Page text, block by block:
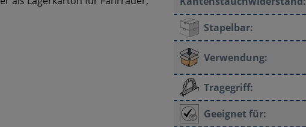
Stapelbar:
Verwendung:
Tragegriff:
Geeignet für: